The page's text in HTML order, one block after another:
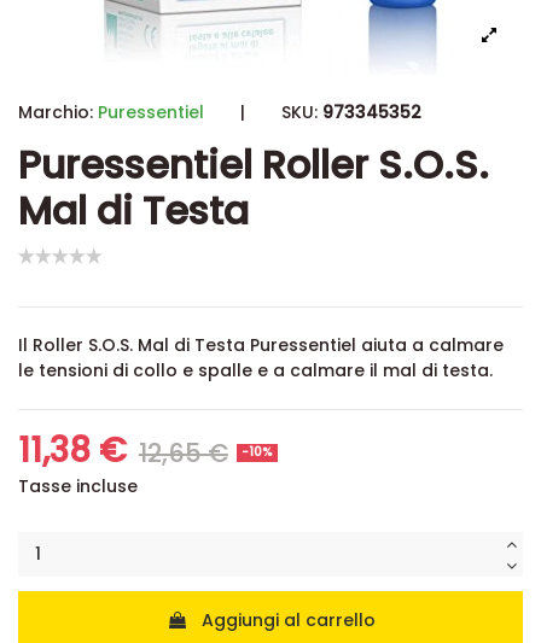
Marchio: Puressentiel | SKU: 973345352
Puressentiel Roller S.O.S.
Mal di Testa
Il Roller S.O.S. Mal di Testa Puressentiel aiuta a calmare
le tensioni di collo e spalle e a calmare il mal di testa.
11,38 € 12,65 € -10%
Tasse incluse
Aggiungi al carrello